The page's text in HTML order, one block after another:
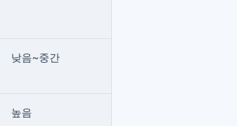
낮음~중간
높음